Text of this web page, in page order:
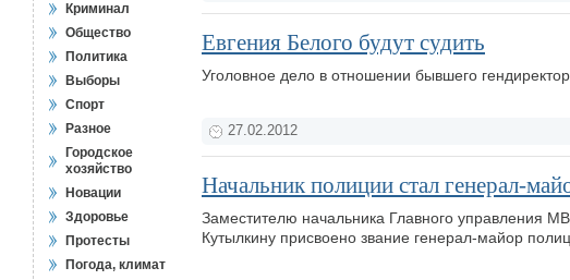
Криминал
Общество
Политика
Выборы
Спорт
Разное
Городское
хозяйство
Новации
Здоровье
Протесты
Погода, климат
Евгения Белого будут судить
Уголовное дело в отношении бывшего
27.02.2012
Начальник полиции стал генерал-
Заместителю начальника Главного управления
Кутылкину присвоено звание генерал-майор